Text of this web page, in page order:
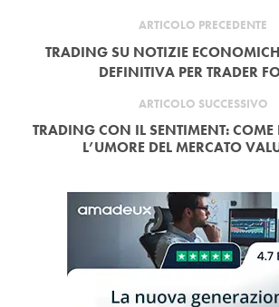
ARTICOLO PRECEDENTE
TRADING SU NOTIZIE
DEFINITIVA PER TRADER
ARTICOLO SUCCESSIVO
TRADING CON IL SENTIMENT: COME
L’UMORE DEL MERCATO